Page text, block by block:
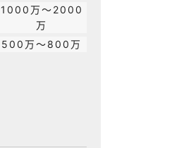
1000万～2000
万
500万～800万